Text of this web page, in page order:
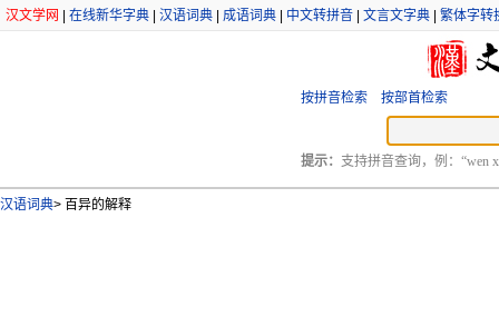
汉文学网 在线新华字典 汉语词典 成语词典 中文转拼音 文言文字典 繁体字转
按拼音检索 按部首检索
提示： 支持拼音查询，例：“wen
汉语词典> 百异的解释